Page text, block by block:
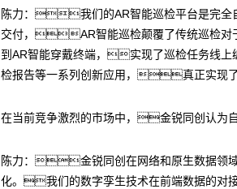
陈力：我们的AR智能巡检平台是完全
交付，AR智能巡检颠覆了传统巡检
到AR智能穿戴终端，实现了巡检任务线
检报告等一系列创新应用，真正实
在当前竞争激烈的市场中，金锐同创认
陈力：金锐同创在网络和原生数据领
化。我们的数字孪生技术在前端数据